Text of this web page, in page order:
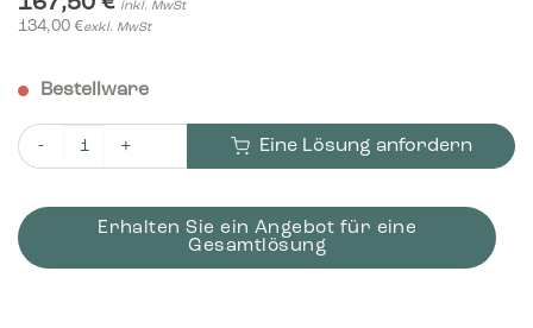
inkl. MwSt
134,00 €exkl. MwSt
Bestellware
Bica Innenbehälter 95 Liter Menge
Eine Lösung anfordern
Erhalten Sie ein Angebot für eine
Gesamtlösung